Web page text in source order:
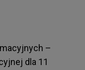
–
dla 11